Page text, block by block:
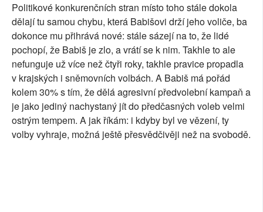
Politikové konkurenčních stran místo toho stále dokola
dělají tu samou chybu, která Babišovi drží jeho voliče, ba
dokonce mu přihrává nové: stále sázejí na to, že lidé
pochopí, že Babiš je zlo, a vrátí se k nim. Takhle to ale
nefunguje už více než čtyři roky, takhle pravice propadla
v krajských i sněmovních volbách. A Babiš má pořád
kolem 30% s tím, že dělá agresivní předvolební kampaň a
je jako jediný nachystaný jít do předčasných voleb velmi
ostrým tempem. A jak říkám: i kdyby byl ve vězení, ty
volby vyhraje, možná ještě přesvědčivěji než na svobodě.